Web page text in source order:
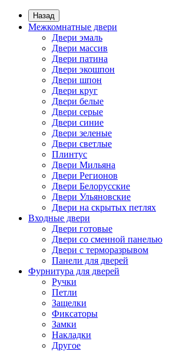
Назад
Межкомнатные двери
Двери эмаль
Двери массив
Двери патина
Двери экошпон
Двери шпон
Двери круг
Двери белые
Двери серые
Двери синие
Двери зеленые
Двери светлые
Плинтус
Двери Мильяна
Двери Регионов
Двери Белорусские
Двери Ульяновские
Двери на скрытых петлях
Входные двери
Двери готовые
Двери со сменной панелью
Двери с терморазрывом
Панели для дверей
Фурнитура для дверей
Ручки
Петли
Защелки
Фиксаторы
Замки
Накладки
Другое